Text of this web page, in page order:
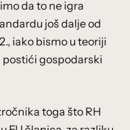
da to ne igra
još dalje od
iako bismo u teoriji
gospodarski
toga što RH